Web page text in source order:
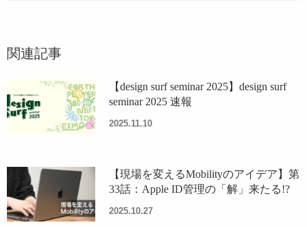
関連記事
【design surf seminar 2025】design surf
seminar 2025 速報
2025.11.10
【現場を変えるMobilityのアイデア】第
33話：Apple ID管理の「解」来たる!?
2025.10.27